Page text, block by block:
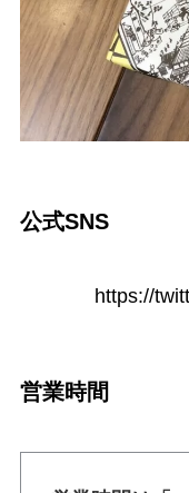
公式SNS
https://
営業時間